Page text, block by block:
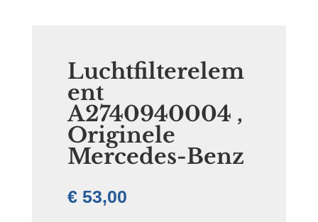
Luchtfilterelem
ent
A2740940004 ,
Originele
Mercedes-Benz
€53,00